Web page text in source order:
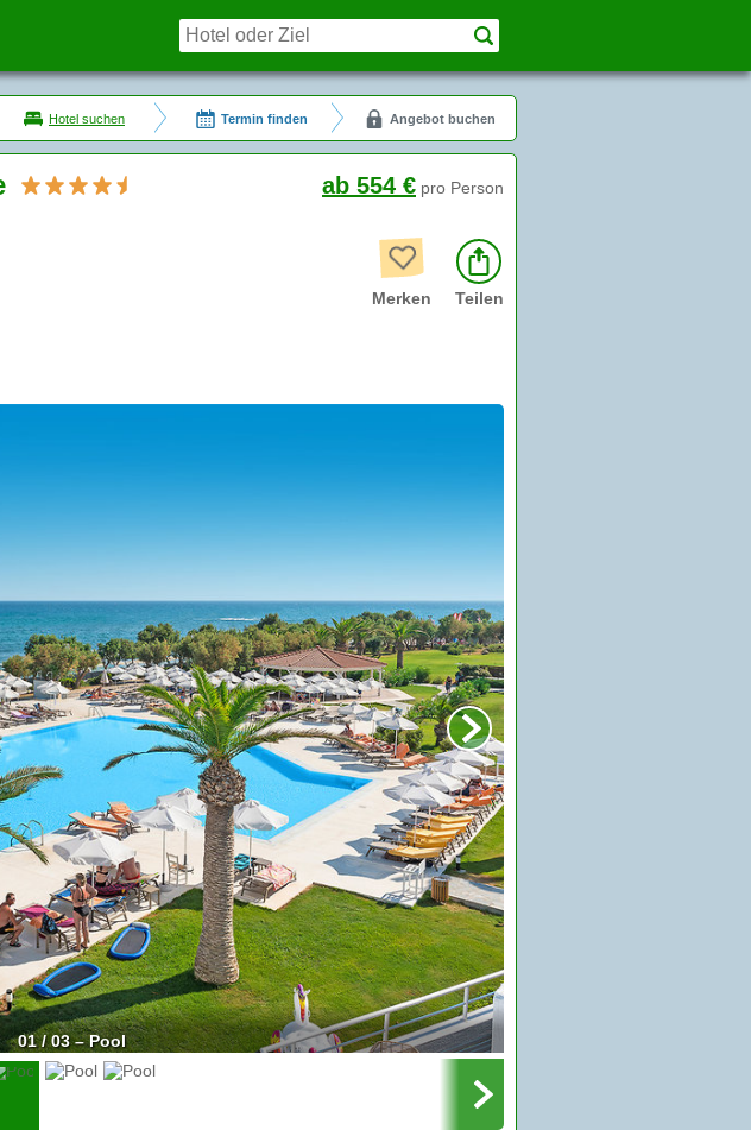
Hotel suchen Termin finden Angebot buchen
ab 554 € pro Person
Merken Teilen
01 / 03 – Pool